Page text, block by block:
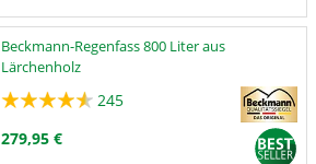
Beckmann-Regenfass 800 Liter aus
Lärchenholz
245
279,95 €